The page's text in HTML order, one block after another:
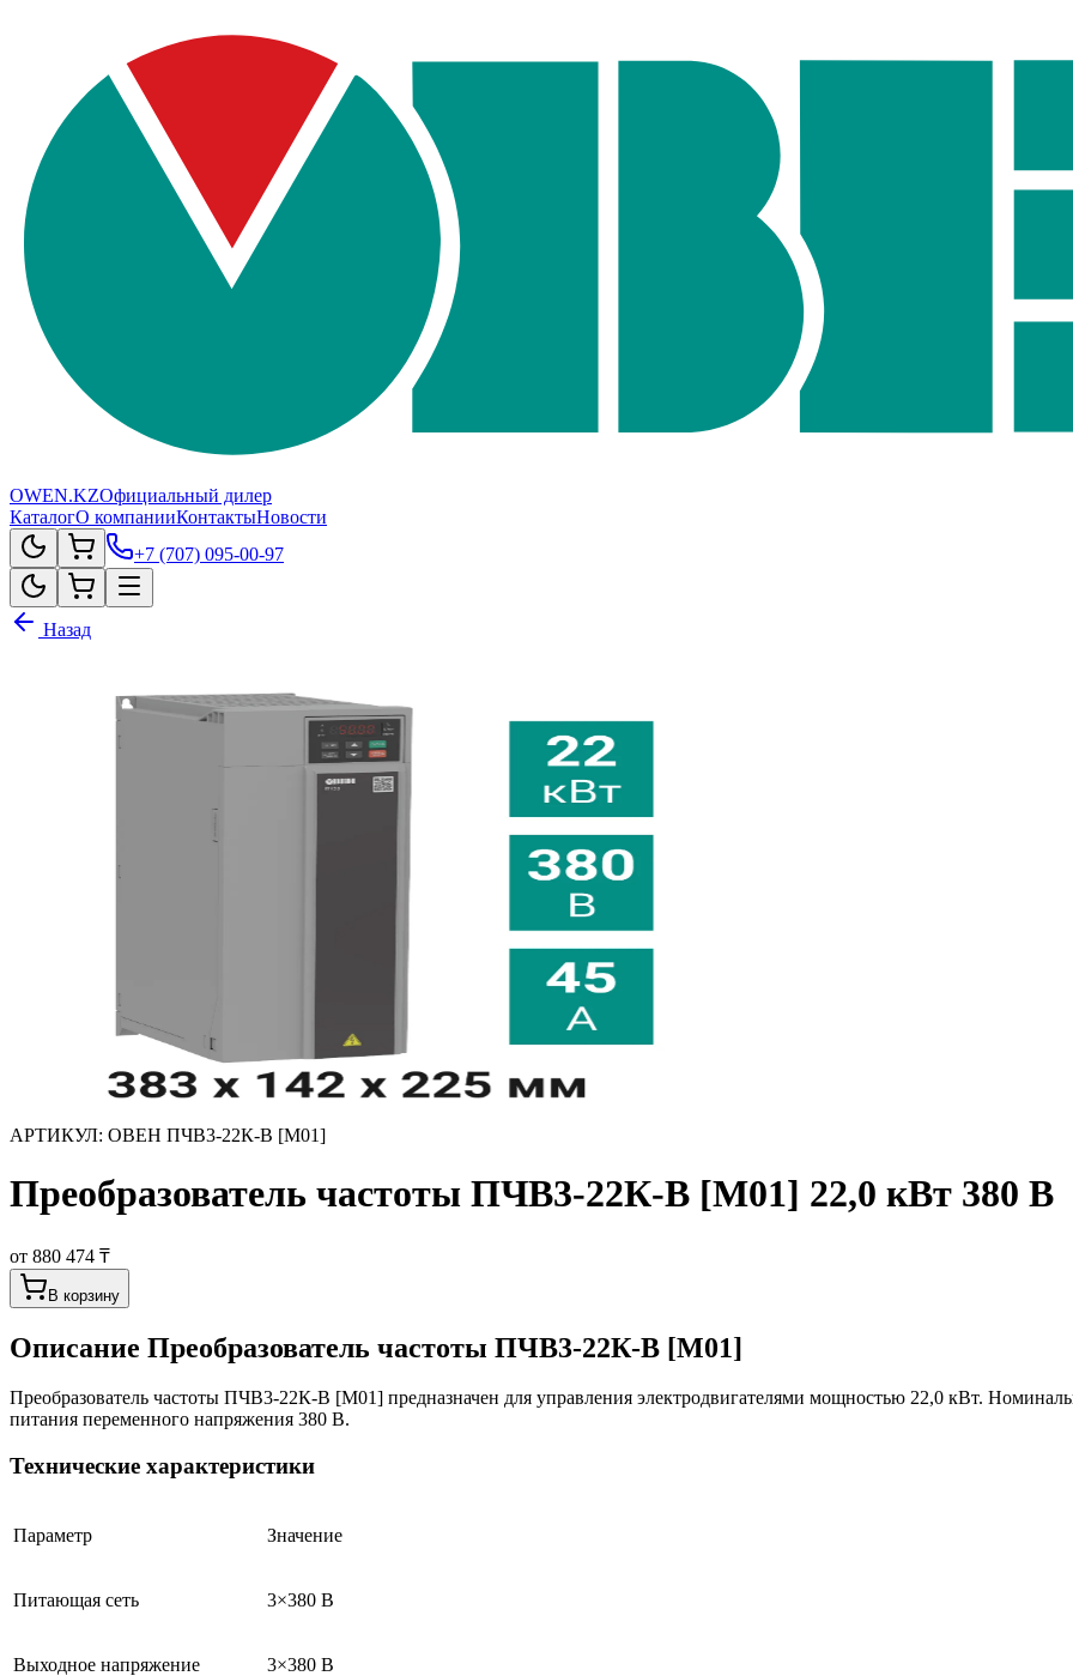
OWEN.KZОфициальный дилер
КаталогО компанииКонтактыНовости
+7 (707) 095-00-97
Назад
АРТИКУЛ: ОВЕН ПЧВ3-22К-В [М01]
Преобразователь частоты ПЧВ3-22К-В [М01] 22,0 кВт 380 В
от 880 474 ₸
В корзину
Описание Преобразователь частоты ПЧВ3-22К-В [М01]
Преобразователь частоты ПЧВ3-22К-В [М01] предназначен для управления электродвигателями мощностью 22,0 кВт.
питания переменного напряжения 380 В.
Технические характеристики
Параметр Значение
Питающая сеть 3×380 В
Выходное напряжение 3×380 В